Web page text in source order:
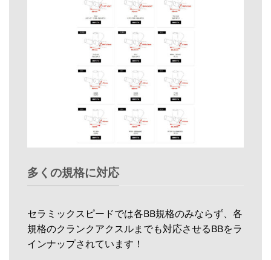
多くの規格に対応
セラミックスピードでは各BB規格のみならず、各
規格のクランクアクスルまでも対応させるBBをラ
インナップされています！